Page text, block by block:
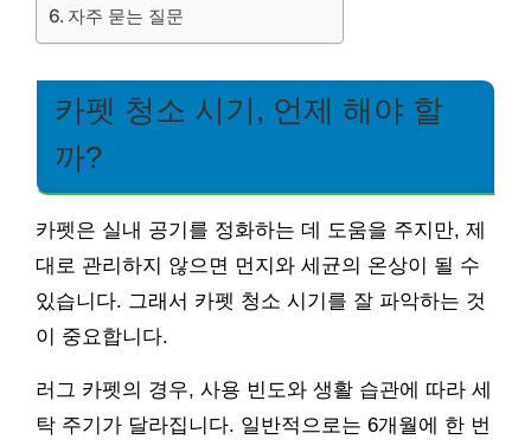
자주 묻는 질문
카펫 청소 시기, 언제 해야 할
까?
카펫은 실내 공기를 정화하는 데 도움을 주지만, 제
대로 관리하지 않으면 먼지와 세균의 온상이 될 수
있습니다. 그래서 카펫 청소 시기를 잘 파악하는 것
이 중요합니다.
러그 카펫의 경우, 사용 빈도와 생활 습관에 따라 세
탁 주기가 달라집니다. 일반적으로는 6개월에 한 번